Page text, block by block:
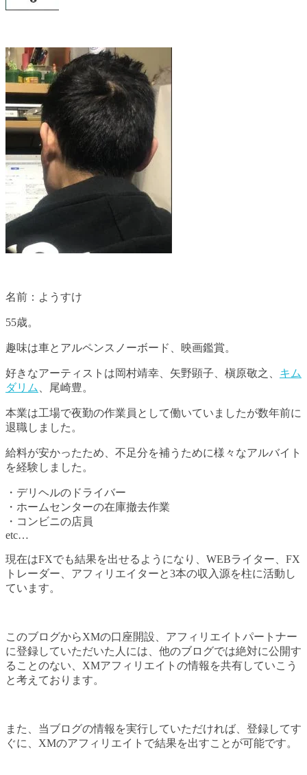
名前：ようすけ
55歳。
趣味は車とアルペンスノーボード、映画鑑賞。
好きなアーティストは岡村靖幸、矢野顕子、槇原敬之、 キム
ダリム
、尾崎豊。
本業は工場で夜勤の作業員として働いていましたが数年前に
退職しました。
給料が安かったため、不足分を補うために様々なアルバイト
を経験しました。
・デリヘルのドライバー
・ホームセンターの在庫撤去作業
・コンビニの店員
etc…
現在はFXでも結果を出せるようになり、WEBライター、FX
トレーダー、アフィリエイターと3本の収入源を柱に活動し
ています。
このブログからXMの口座開設、アフィリエイトパートナー
に登録していただいた人には、他のブログでは絶対に公開す
ることのない、XMアフィリエイトの情報を共有していこう
と考えております。
また、当ブログの情報を実行していただければ、登録してす
ぐに、XMのアフィリエイトで結果を出すことが可能です。